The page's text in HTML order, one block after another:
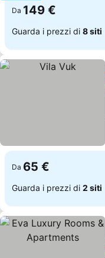
Da 149 €
Guarda i prezzi di 8 siti
Da 65 €
Guarda i prezzi di 2 siti